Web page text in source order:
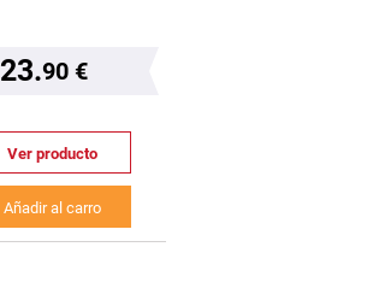
23.90 €
Ver producto
Añadir al carro